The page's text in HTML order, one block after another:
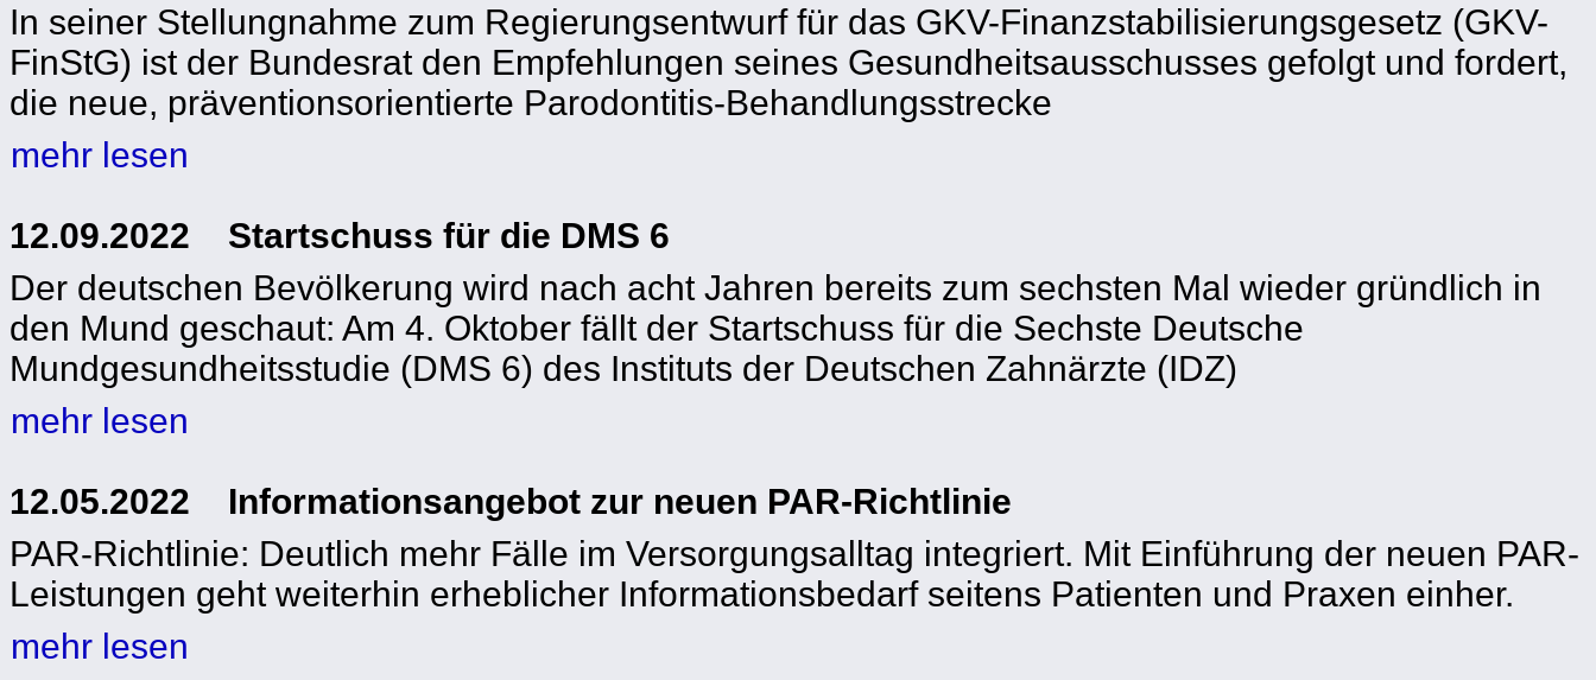
In seiner Stellungnahme zum Regierungsentwurf für das GKV-Finanzstabilisierungsgesetz (GKV-
FinStG) ist der Bundesrat den Empfehlungen seines Gesundheitsausschusses gefolgt und fordert,
die neue, präventionsorientierte Parodontitis-Behandlungsstrecke
mehr lesen
12.09.2022 Startschuss für die DMS 6
Der deutschen Bevölkerung wird nach acht Jahren bereits zum sechsten Mal wieder gründlich in
den Mund geschaut: Am 4. Oktober fällt der Startschuss für die Sechste Deutsche
Mundgesundheitsstudie (DMS 6) des Instituts der Deutschen Zahnärzte (IDZ)
mehr lesen
12.05.2022 Informationsangebot zur neuen PAR-Richtlinie
PAR-Richtlinie: Deutlich mehr Fälle im Versorgungsalltag integriert. Mit Einführung der neuen PAR-
Leistungen geht weiterhin erheblicher Informationsbedarf seitens Patienten und Praxen einher.
mehr lesen